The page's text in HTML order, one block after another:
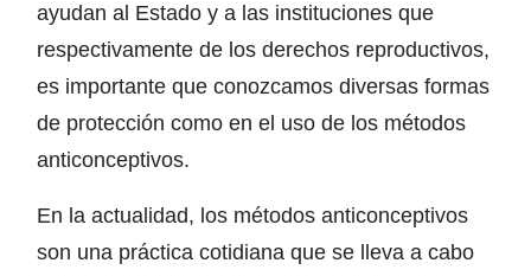
ayudan al Estado y a las instituciones que
respectivamente de los derechos reproductivos,
es importante que conozcamos diversas formas
de protección como en el uso de los métodos
anticonceptivos.
En la actualidad, los métodos anticonceptivos
son una práctica cotidiana que se lleva a cabo